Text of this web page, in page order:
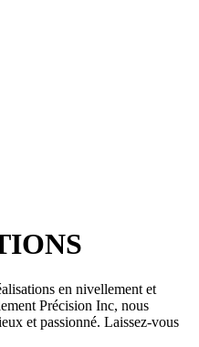
en nivellement et
Précision Inc, nous
et passionné. Laissez-vous